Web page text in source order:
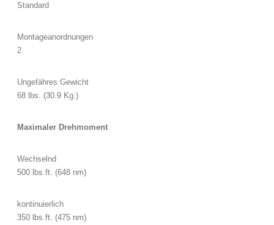
Standard
Montageanordnungen
2
Ungefähres Gewicht
68 lbs. (30.9 Kg.)
Maximaler Drehmoment
Wechselnd
500 lbs.ft. (648 nm)
kontinuierlich
350 lbs.ft. (475 nm)